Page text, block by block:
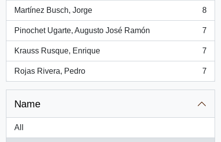
Martínez Busch, Jorge
, 8 results
8
Pinochet Ugarte, Augusto José Ramón
, 7 results
7
Krauss Rusque, Enrique
, 7 results
7
Rojas Rivera, Pedro
, 7 results
7
Name
All